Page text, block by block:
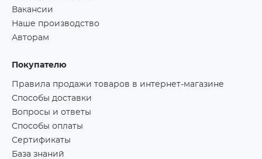
Вакансии
Наше производство
Авторам
Покупателю
Правила продажи товаров в интернет-магазине
Способы доставки
Вопросы и ответы
Способы оплаты
Сертификаты
База знаний